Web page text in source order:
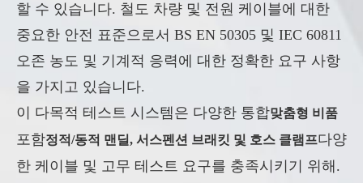
할 수 있습니다. 철도 차량 및 전원 케이블에 대한
중요한 안전 표준으로서 BS EN 50305 및 IEC 60811
오존 농도 및 기계적 응력에 대한 정확한 요구 사항
을 가지고 있습니다.
이 다목적 테스트 시스템은 다양한 통합맞춤형 비품
포함정적/동적 맨딜, 서스펜션 브래킷 및 호스 클램프다양
한 케이블 및 고무 테스트 요구를 충족시키기 위해.